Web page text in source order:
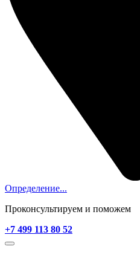
Определение...
Проконсультируем и поможем
+7 499 113 80 52